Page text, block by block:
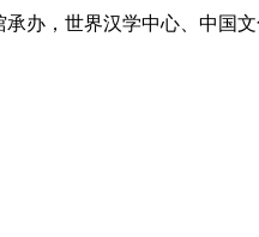
办，世界汉学中心、中国